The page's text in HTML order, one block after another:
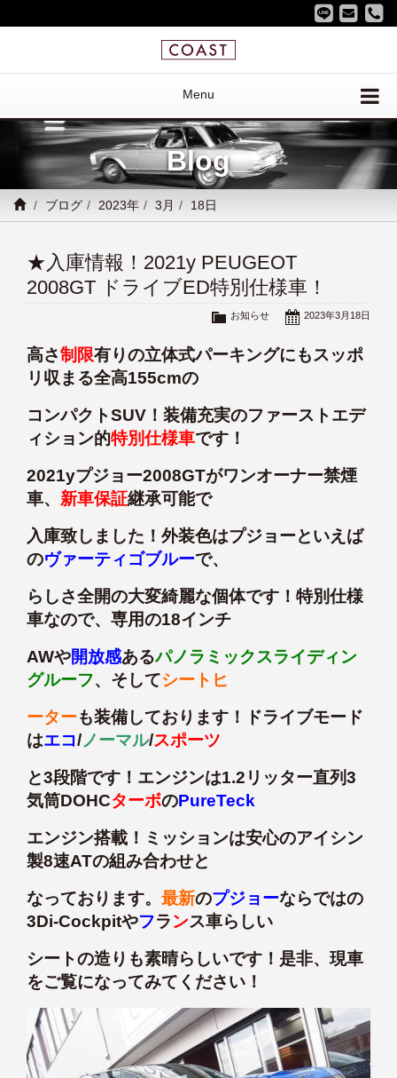
Menu
Blog
ブログ 2023年 3月 18日
★入庫情報！2021y PEUGEOT
2008GT ドライブED特別仕様車！
2023年3月18日
お知らせ
高さ制限有りの立体式パーキングにもスッポ
リ収まる全高155cmの
コンパクトSUV！装備充実のファーストエデ
ィション的特別仕様車です！
2021yプジョー2008GTがワンオーナー禁煙
車、 新車保証継承可能で
入庫致しました！外装色はプジョーといえば
のヴァーティゴブルーで、
らしさ全開の大変綺麗な個体です！特別仕様
車なので、専用の18インチ
AWや開放感あるパノラミックスライディン
グルーフ、そしてシートヒ
ーターも装備しております！ドライブモード
はエコ/ノーマル/スポーツ
と3段階です！エンジンは1.2リッター直列3
気筒DOHCターボのPureTeck
エンジン搭載！ミッションは安心のアイシン
製8速ATの組み合わせと
なっております。 最新のプジョーならではの
3Di-Cockpitやフランス車らしい
シートの造りも素晴らしいです！是非、現車
をご覧になってみてください！